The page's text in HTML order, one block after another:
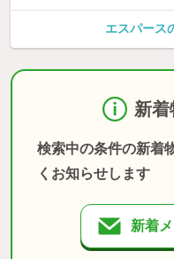
エスパース
新着
検索中の条件の新着
くお知らせします
新着